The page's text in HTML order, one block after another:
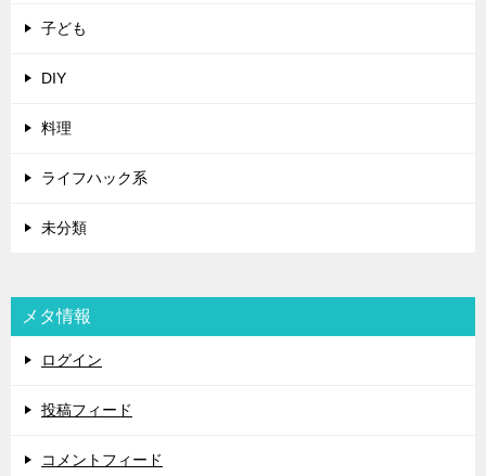
子ども
DIY
料理
ライフハック系
未分類
メタ情報
ログイン
投稿フィード
コメントフィード